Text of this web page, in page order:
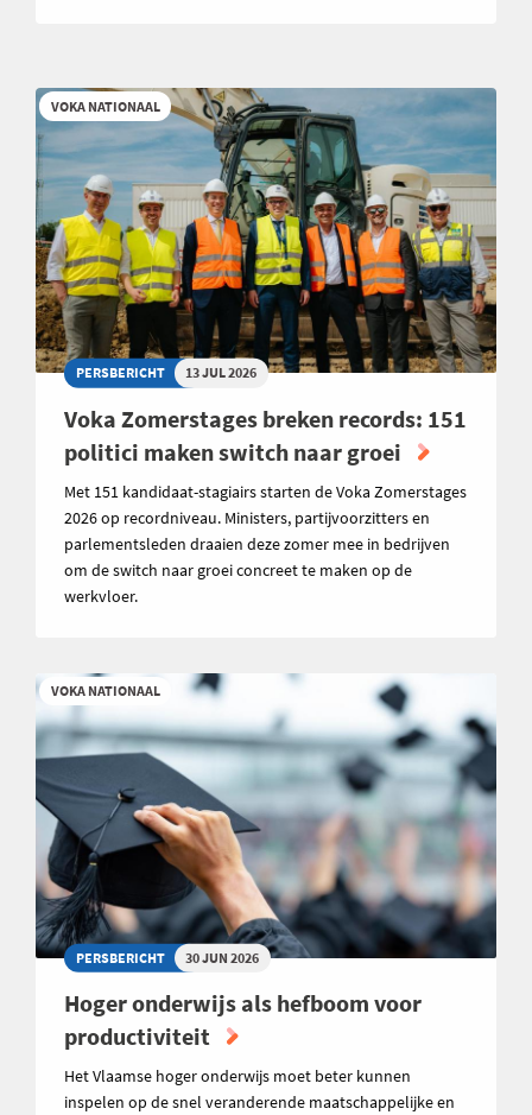
VOKA NATIONAAL
PERSBERICHT 13 JUL 2026
Voka Zomerstages breken records: 151
politici maken switch naar groei
Met 151 kandidaat-stagiairs starten de Voka Zomerstages
2026 op recordniveau. Ministers, partijvoorzitters en
parlementsleden draaien deze zomer mee in bedrijven
om de switch naar groei concreet te maken op de
werkvloer.
VOKA NATIONAAL
PERSBERICHT 30 JUN 2026
Hoger onderwijs als hefboom voor
productiviteit
Het Vlaamse hoger onderwijs moet beter kunnen
inspelen op de snel veranderende maatschappelijke en